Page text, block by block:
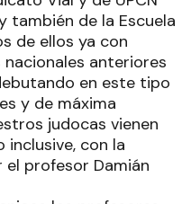
también de la Escuela
de ellos ya con
anteriores
en este tipo
y de máxima
judocas vienen
inclusive, con la
profesor Damián